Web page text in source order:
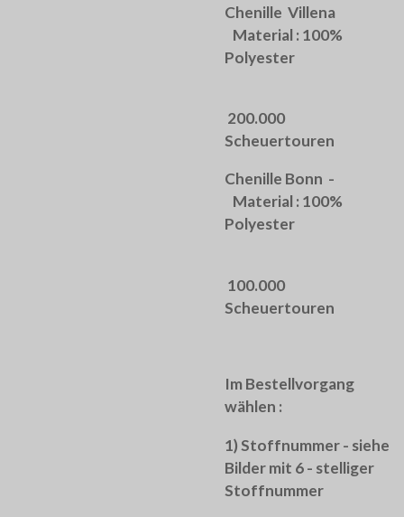
Chenille Villena
Material : 100%
Polyester
200.000
Scheuertouren
Chenille Bonn -
Material : 100%
Polyester
100.000
Scheuertouren
Im Bestellvorgang
wählen :
1) Stoffnummer - siehe
Bilder mit 6 - stelliger
Stoffnummer